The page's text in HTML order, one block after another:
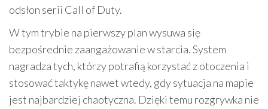
odsłon serii Call of Duty.
W tym trybie na pierwszy plan wysuwa się
bezpośrednie zaangażowanie w starcia. System
nagradza tych, którzy potrafią korzystać z otoczenia i
stosować taktykę nawet wtedy, gdy sytuacja na mapie
jest najbardziej chaotyczna. Dzięki temu rozgrywka nie